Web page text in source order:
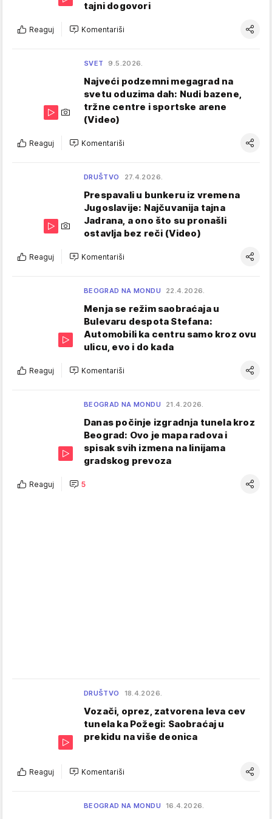
tajni dogovori
Reaguj Komentariši
SVET 9.5.2026.
Najveći podzemni megagrad na
svetu oduzima dah: Nudi bazene,
tržne centre i sportske arene
(Video)
Reaguj Komentariši
DRUŠTVO 27.4.2026.
Prespavali u bunkeru iz vremena
Jugoslavije: Najčuvanija tajna
Jadrana, a ono što su pronašli
ostavlja bez reči (Video)
Reaguj Komentariši
BEOGRAD NA MONDU 22.4.2026.
Menja se režim saobraćaja u
Bulevaru despota Stefana:
Automobili ka centru samo kroz ovu
ulicu, evo i do kada
Reaguj Komentariši
BEOGRAD NA MONDU 21.4.2026.
Danas počinje izgradnja tunela kroz
Beograd: Ovo je mapa radova i
spisak svih izmena na linijama
gradskog prevoza
Reaguj 5
DRUŠTVO 18.4.2026.
Vozači, oprez, zatvorena leva cev
tunela ka Požegi: Saobraćaj u
prekidu na više deonica
Reaguj Komentariši
BEOGRAD NA MONDU 16.4.2026.